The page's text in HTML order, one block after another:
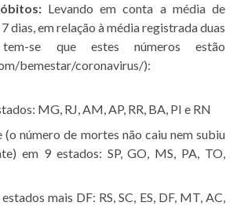
Levando em conta a média de
dias, em relação à média registrada duas
se que estes números estão
bemestar/coronavirus/):
MG, RJ, AM, AP, RR, BA, PI e RN
número de mortes não caiu nem subiu
em 9 estados: SP, GO, MS, PA, TO,
mais DF: RS, SC, ES, DF, MT, AC,